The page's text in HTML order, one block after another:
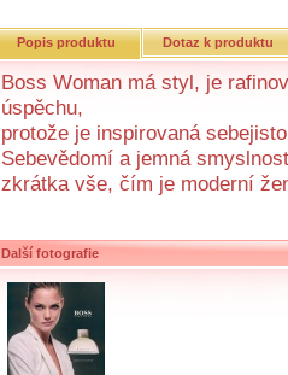
Popis produktu Dotaz k produktu
Boss Woman má styl, je
úspěchu,
protože je inspirovaná
Sebevědomí a jemná
zkrátka vše, čím je moderní
Další fotografie